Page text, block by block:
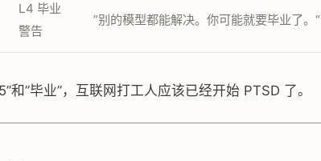
L4 毕业
警告
”别的模型都能解决。你可能就要毕业了。“
和”毕业”，互联网打工人应该已经开始 PTSD 了。